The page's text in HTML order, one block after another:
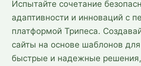
Испытайте сочетание
адаптивности и инноваций с
платформой Трипеса.
сайты на основе шаблонов
быстрые и надежные